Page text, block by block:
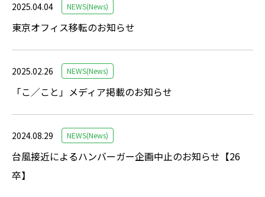
2025.04.04 NEWS(News)
東京オフィス移転のお知らせ
2025.02.26 NEWS(News)
「こ／こと」メディア掲載のお知らせ
2024.08.29 NEWS(News)
台風接近によるハンバーガー企画中止のお知らせ【26
卒】